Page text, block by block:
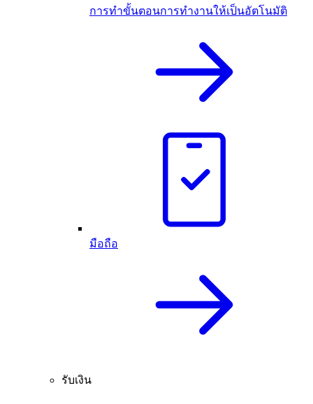
การทำขั้นตอนการทำงานให้เป็นอัตโนมัติ
มือถือ
รับเงิน